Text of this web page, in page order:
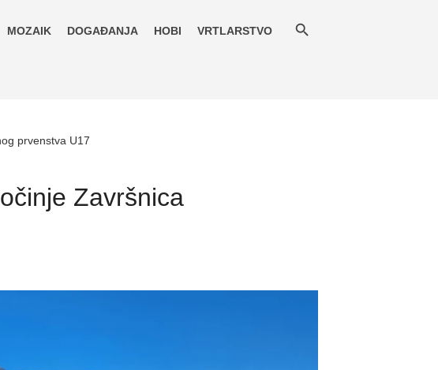
MOZAIK DOGAĐANJA HOBI VRTLARSTVO
prvenstva U17
Završnica